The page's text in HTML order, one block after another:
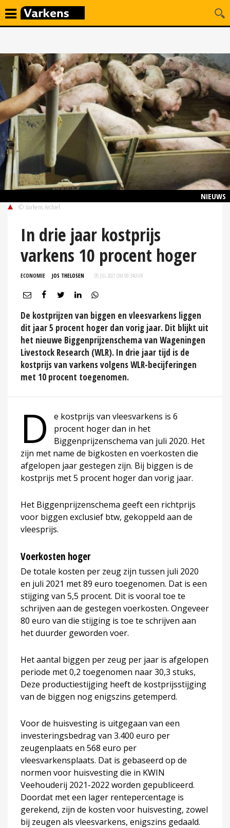
NIEUWS
© Varkens Archief
In drie jaar kostprijs
varkens 10 procent hoger
ECONOMIE JOS THELOSEN 05 JUL 2021 OM 09:34UUR
De kostprijzen van biggen en vleesvarkens liggen
dit jaar 5 procent hoger dan vorig jaar. Dit blijkt uit
het nieuwe Biggenprijzenschema van Wageningen
Livestock Research (WLR). In drie jaar tijd is de
kostprijs van varkens volgens WLR-becijferingen
met 10 procent toegenomen.
D
e kostprijs van vleesvarkens is 6
procent hoger dan in het
Biggenprijzenschema van juli 2020. Het
zijn met name de bigkosten en voerkosten die
afgelopen jaar gestegen zijn. Bij biggen is de
kostprijs met 5 procent hoger dan vorig jaar.
Het Biggenprijzenschema geeft een richtprijs
voor biggen exclusief btw, gekoppeld aan de
vleesprijs.
Voerkosten hoger
De totale kosten per zeug zijn tussen juli 2020
en juli 2021 met 89 euro toegenomen. Dat is een
stijging van 5,5 procent. Dit is vooral toe te
schrijven aan de gestegen voerkosten. Ongeveer
80 euro van die stijging is toe te schrijven aan
het duurder geworden voer.
Het aantal biggen per zeug per jaar is afgelopen
periode met 0,2 toegenomen naar 30,3 stuks,
Deze productiestijging heeft de kostprijsstijging
van de biggen nog enigszins getemperd.
Voor de huisvesting is uitgegaan van een
investeringsbedrag van 3.400 euro per
zeugenplaats en 568 euro per
vleesvarkensplaats. Dat is gebaseerd op de
normen voor huisvesting die in KWIN
Veehouderij 2021-2022 worden gepubliceerd.
Doordat met een lager rentepercentage is
gerekend, zijn de kosten voor huisvesting, zowel
bij zeugen als vleesvarkens, enigszins gedaald.